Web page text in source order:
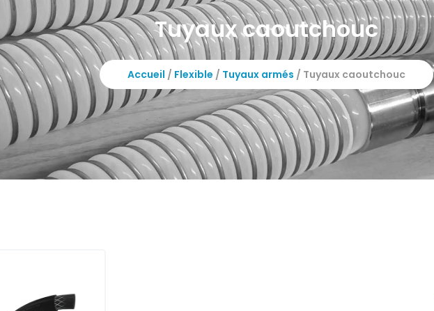
Tuyaux caoutchouc
Accueil / Flexible / Tuyaux armés / Tuyaux caoutchouc